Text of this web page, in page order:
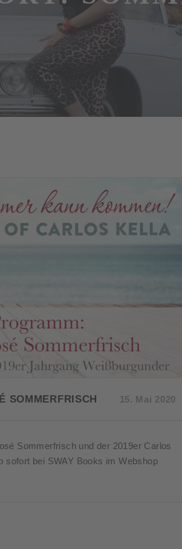
SOMMERFRISCH 15. Mai 2020
Sommerfrisch und der 2019er Carlos
sofort bei SWAY Books im Webshop